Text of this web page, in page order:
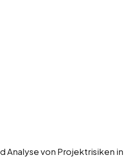
Analyse von Projektrisiken in